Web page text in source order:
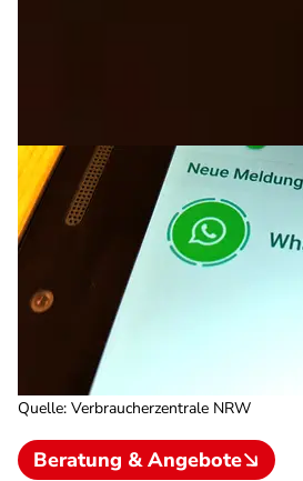
Quelle: Verbraucherzentrale NRW
Beratung & Angebote